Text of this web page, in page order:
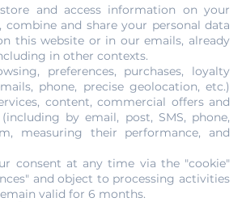
circulation d’une pièce de
appelée « frai ».
and access information on your
combine and share your personal data
this website or in our emails, already
in other contexts.
preferences, purchases, loyalty
phone, precise geolocation, etc.)
content, commercial offers and
by email, post, SMS, phone,
measuring their performance, and
consent at any time via the "cookie"
and object to processing activities
valid for 6 months.